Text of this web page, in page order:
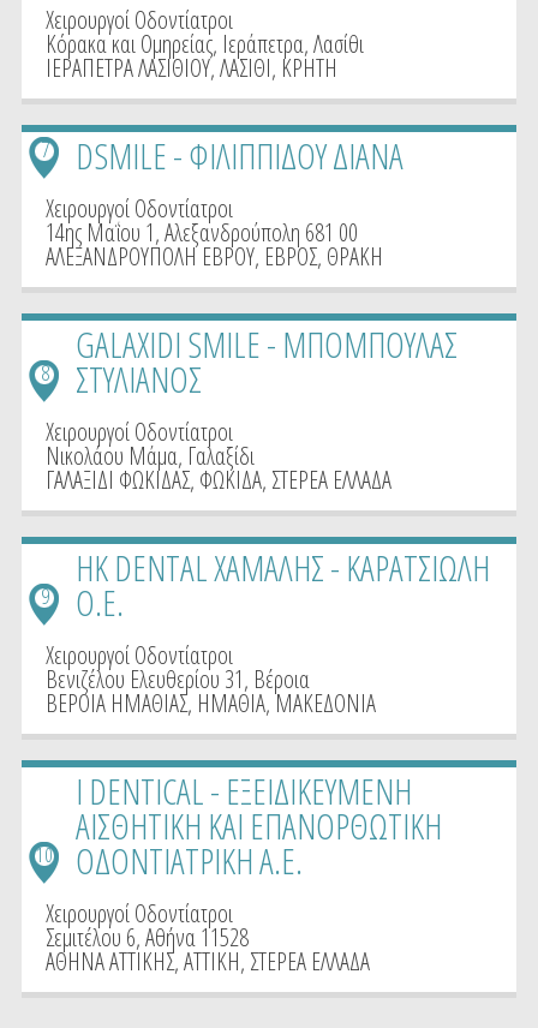
Χειρουργοί Οδοντίατροι
Κόρακα και Ομηρείας, Ιεράπετρα, Λασίθι
ΙΕΡΑΠΕΤΡΑ ΛΑΣΙΘΙΟΥ,ΛΑΣΙΘΙ, ΚΡΗΤΗ
DSMILE - ΦΙΛΙΠΠΙΔΟΥ ΔΙΑΝΑ
7
Χειρουργοί Οδοντίατροι
14ης Μαΐου 1, Αλεξανδρούπολη 681 00
ΑΛΕΞΑΝΔΡΟΥΠΟΛΗ ΕΒΡΟΥ, ΕΒΡΟΣ, ΘΡΑΚΗ
GALAXIDI SMILE - ΜΠΟΜΠΟΥΛΑΣ
ΣΤΥΛΙΑΝΟΣ
8
Χειρουργοί Οδοντίατροι
Νικολάου Μάμα, Γαλαξίδι
ΓΑΛΑΞΙΔΙ ΦΩΚΙΔΑΣ, ΦΩΚΙΔΑ, ΣΤΕΡΕΑ ΕΛΛΑΔΑ
HK DENTAL ΧΑΜΑΛΗΣ - ΚΑΡΑΤΣΙΩΛΗ
Ο.Ε.
9
Χειρουργοί Οδοντίατροι
Βενιζέλου Ελευθερίου 31, Βέροια
ΒΕΡΟΙΑ ΗΜΑΘΙΑΣ, ΗΜΑΘΙΑ,ΜΑΚΕΔΟΝΙΑ
I DENTICAL - ΕΞΕΙΔΙΚΕΥΜΕΝΗ
ΑΙΣΘΗΤΙΚΗ ΚΑΙ ΕΠΑΝΟΡΘΩΤΙΚΗ
ΟΔΟΝΤΙΑΤΡΙΚΗ Α.Ε.
10
Χειρουργοί Οδοντίατροι
Σεμιτέλου 6, Αθήνα 11528
ΑΘΗΝΑ ΑΤΤΙΚΗΣ,ΑΤΤΙΚΗ, ΣΤΕΡΕΑ ΕΛΛΑΔΑ